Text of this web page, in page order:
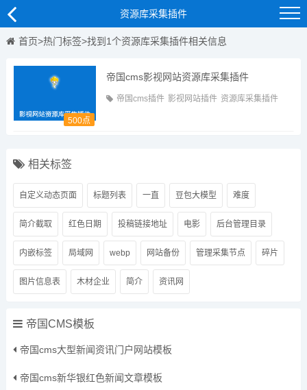
资源库采集插件
首页>热门标签>找到1个资源库采集插件相关信息
500点
帝国cms影视网站资源库采集插件
帝国cms插件 影视网站插件 资源库采集插件
相关标签
自定义动态页面 标题列表 一直 豆包大模型 难度
简介截取 红色日期 投稿链接地址 电影 后台管理目录
内嵌标签 局域网 webp 网站备份 管理采集节点 碎片
图片信息表 木材企业 简介 资讯网
帝国CMS模板
帝国cms大型新闻资讯门户网站模板
帝国cms新华银红色新闻文章模板